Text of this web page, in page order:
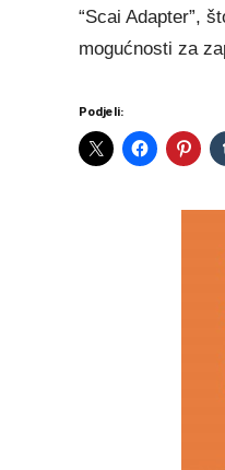
“Scai Adapter”,
mogućnosti za
Podjeli: